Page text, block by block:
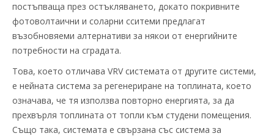
постъпваща през остъкляването, докато покривните
фотоволтаични и соларни сситеми предлагат
възобновяеми алтернативи за някои от енергийните
потребности на сградата.
Това, което отличава VRV системата от другите системи,
е нейната система за регенериране на топлината, което
означава, че тя използва повторно енергията, за да
прехвърля топлината от топли към студени помещения.
Също така, системата е свързана със система за